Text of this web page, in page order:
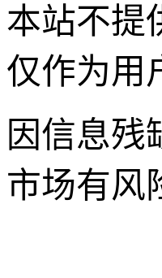
本站不提
仅作为用
因信息
市场有风